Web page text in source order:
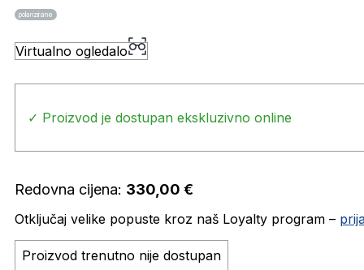
polarizirane
Virtualno ogledalo
✓ Proizvod je dostupan ekskluzivno online
Redovna cijena: 330,00 €
Otključaj velike popuste kroz naš Loyalty program –
Proizvod trenutno nije dostupan